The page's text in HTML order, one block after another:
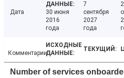
Дата
30 июня
2016
года
7
сентября
2027
года
Комментарии
Number of services